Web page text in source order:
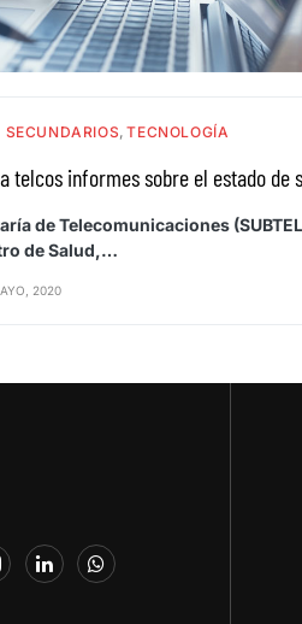
TECNOLOGÍA
telcos informes sobre el estado de
de Telecomunicaciones
de Salud,…
2020